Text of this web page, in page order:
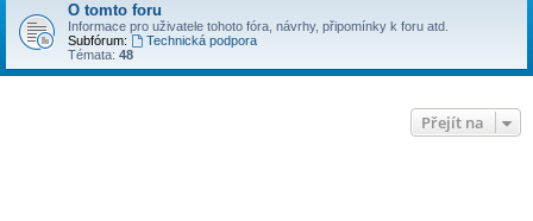
O tomto foru
Informace pro uživatele tohoto fóra, návrhy, připomínky k foru atd.
Subfórum:
Technická podpora
Témata: 48
Přejít na